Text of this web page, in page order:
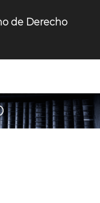
de Derecho